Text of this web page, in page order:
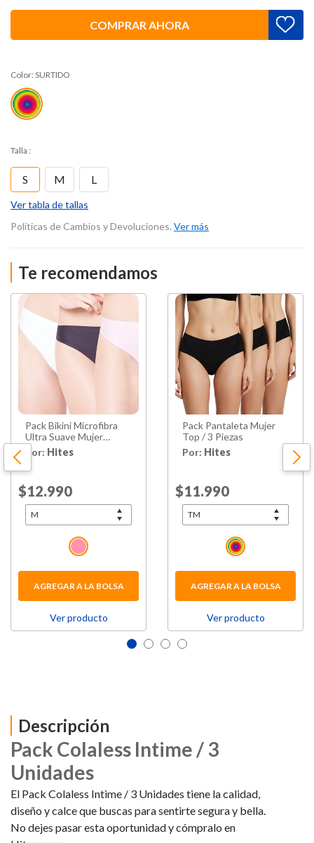
COMPRAR AHORA
Color: SURTIDO
Talla :
S M L
Ver tabla de tallas
Políticas de Cambios y Devoluciones. Ver más
Te recomendamos
Pack Bikini Microfibra
Ultra Suave Mujer
Intime / 3 Unidades
Por: Hites
Price reduced from
$12.990
AGREGAR A LA BOLSA
Ver producto
Pack Pantaleta Mujer
Top / 3 Piezas
Por: Hites
Price reduced from
$11.990
AGREGAR A LA BOLSA
Ver producto
Descripción
Pack Colaless Intime / 3
Unidades
El Pack Colaless Intime / 3 Unidades tiene la calidad,
diseño y calce que buscas para sentirte segura y bella.
No dejes pasar esta oportunidad y cómpralo en